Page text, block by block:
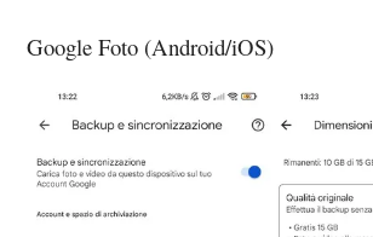
Google Foto (Android/iOS)